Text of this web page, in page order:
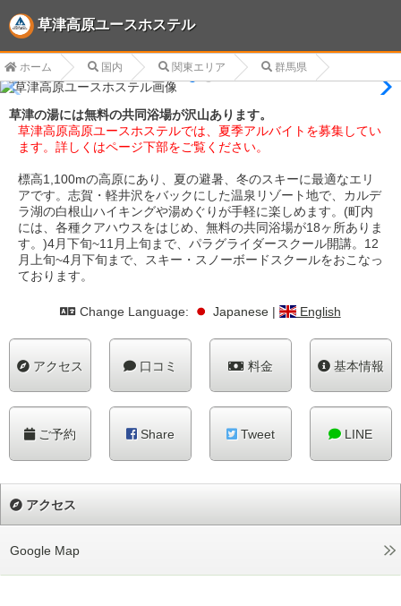
草津高原ユースホステル
ホーム 国内 関東エリア 群馬県
草津の湯には無料の共同浴場が沢山あります。
草津高原高原ユースホステルでは、夏季アルバイトを募集してい
ます。詳しくはページ下部をご覧ください。
標高1,100mの高原にあり、夏の避暑、冬のスキーに最適なエリ
アです。志賀・軽井沢をバックにした温泉リゾート地で、カルデ
ラ湖の白根山ハイキングや湯めぐりが手軽に楽しめます。(町内
には、各種クアハウスをはじめ、無料の共同浴場が18ヶ所ありま
す。)4月下旬~11月上旬まで、パラグライダースクール開講。12
月上旬~4月下旬まで、スキー・スノーボードスクールをおこなっ
ております。
Change Language: Japanese | English
アクセス 口コミ 料金 基本情報
ご予約 Share Tweet LINE
アクセス
Google Map